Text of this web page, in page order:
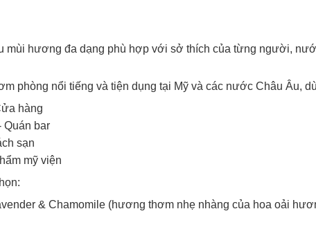
mùi hương đa dạng phù hợp với sở thích của từng người,
phòng nổi tiếng và tiện dụng tại Mỹ và các nước Châu Âu,
hàng
Quán bar
sạn
mỹ viện
& Chamomile (hương thơm nhẹ nhàng của hoa oải
Tặng bạn mã làm